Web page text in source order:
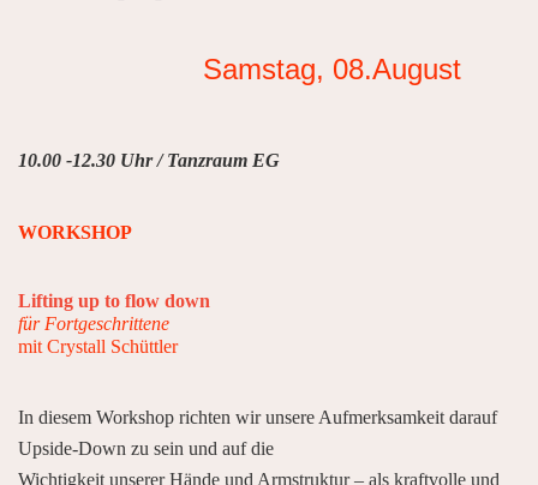
Samstag, 08.August
10.00 -12.30 Uhr / Tanzraum EG
WORKSHOP
Lifting up to flow down
für Fortgeschrittene
mit Crystall Schüttler
In diesem Workshop richten wir unsere Aufmerksamkeit darauf
Upside-Down zu sein und auf die
Wichtigkeit unserer Hände und Armstruktur – als kraftvolle und